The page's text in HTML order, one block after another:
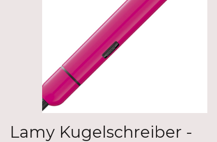
Lamy Kugelschreiber -